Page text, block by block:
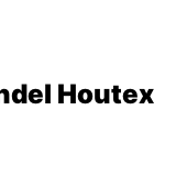
Houtex